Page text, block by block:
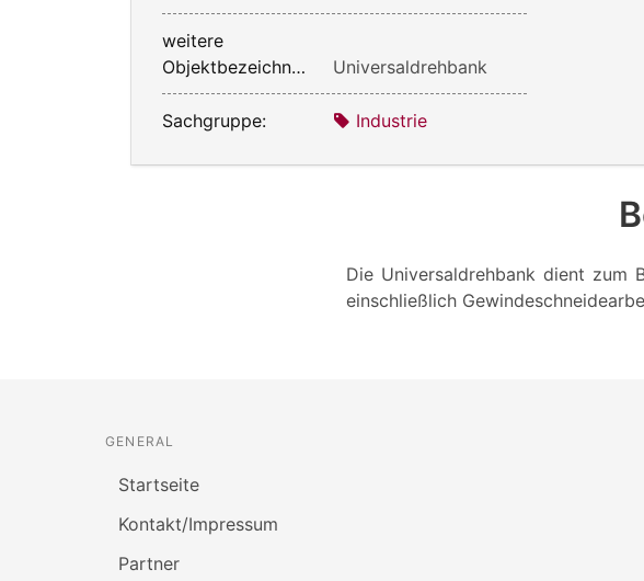
weitere
Objektbezeichnung:
Universaldrehbank
Sachgruppe: Industrie
Die Universaldrehbank dient zum
einschließlich
GENERAL
Startseite
Kontakt/Impressum
Partner